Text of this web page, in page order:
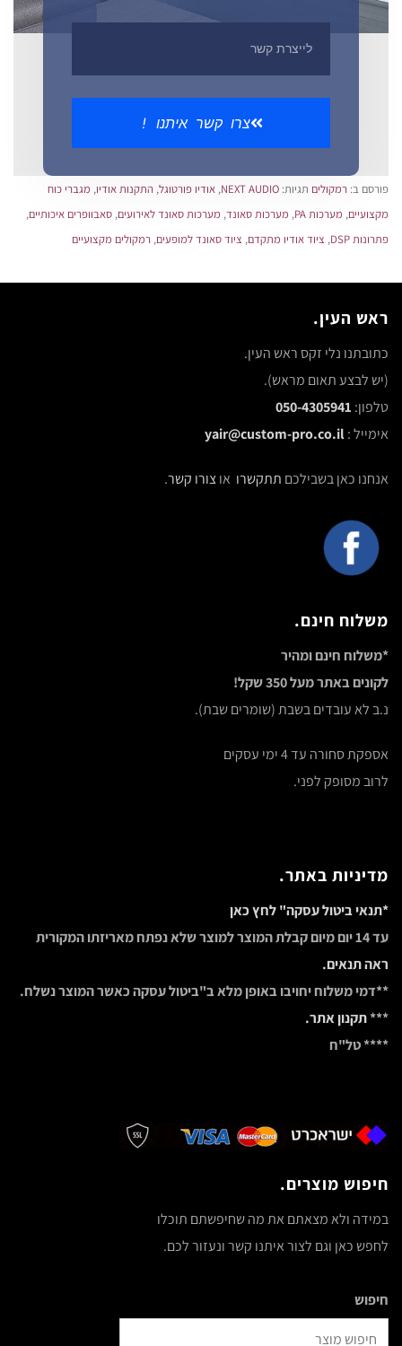
צרו קשר איתנו !
פורסם ב: רמקולים תגיות: NEXT AUDIO
, אודיו פורטוגל, התקנות אודיו, מגברי כוח
מקצועיים, מערכות PA , מערכות סאונד, מערכות סאונד לאירועים, סאבוופרים איכותיים,
פתרונות DSP
, ציוד אודיו מתקדם, ציוד סאונד למופעים, רמקולים מקצועיים
ראש העין.
כתובתנו נלי זקס ראש העין.
(יש לבצע תאום מראש).
טלפון: 050-4305941
אימייל :yair@custom-pro.co.il
אנחנו כאן בשבילכם תתקשרו אוצורו קשר.
משלוח חינם.
*משלוח חינם ומהיר
לקונים באתר מעל 350 שקל!
נ.ב לא עובדים בשבת (שומרים שבת).
אספקת סחורה עד 4 ימי עסקים
לרוב מסופק לפני.
מדיניות באתר.
*תנאי ביטול עסקה" לחץ כאן
עד 14 יום מיום קבלת המוצר למוצר שלא נפתח מאריזתו המקורית
ראה תנאים.
**דמי משלוח יחויבו באופן מלא ב"ביטול עסקה כאשר המוצר נשלח.
***תקנון אתר.
**** טל"ח
חיפוש מוצרים.
במידה ולא מצאתם את מה שחיפשתם תוכלו
לחפש כאן וגם לצור איתנו קשר ונעזור לכם.
חיפוש